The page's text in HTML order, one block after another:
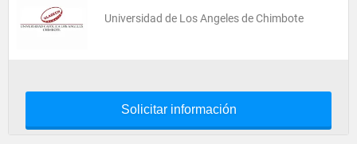
Universidad de Los Angeles de Chimbote
Solicitar información